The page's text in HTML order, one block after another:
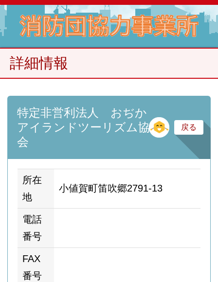
詳細情報
特定非営利法人 おぢか
アイランドツーリズム協
会
そ
戻る
所在
地
小値賀町笛吹郷2791-13
電話
番号
FAX
番号